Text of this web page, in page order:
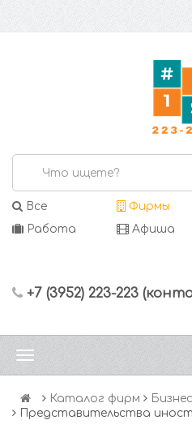
Все Фирмы
Работа
Афиша
+7 (3952) 223-223
Каталог фирм Бизнес
Представительства